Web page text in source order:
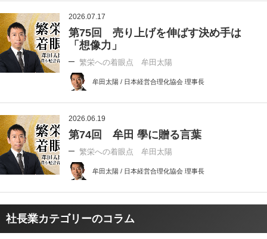
2026.07.17
第75回 売り上げを伸ばす決め手は
「想像力」
繁栄への着眼点 牟田太陽
牟田太陽 / 日本経営合理化協会 理事長
2026.06.19
第74回 牟田 學に贈る言葉
繁栄への着眼点 牟田太陽
牟田太陽 / 日本経営合理化協会 理事長
社長業カテゴリーのコラム